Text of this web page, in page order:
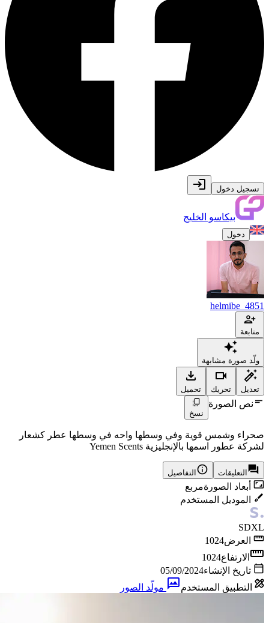
تسجيل دخول
بيكاسو الخليج
دخول
helmibe_4851
متابعة
ولّد صورة مشابهة
تعديل تحريك تحميل
نص الصورة
نسخ
صحراء وشمس قوية وفي وسطها واحه في وسطها عطر كشعار
لشركة عطور اسمها بالإنجليزية Yemen Scents
التعليقات التفاصيل
أبعاد الصورةمربع
الموديل المستخدم
SDXL
العرض1024
الارتفاع1024
تاريخ الإنشاء05/09/2024
التطبيق المستخدم
مولّد الصور